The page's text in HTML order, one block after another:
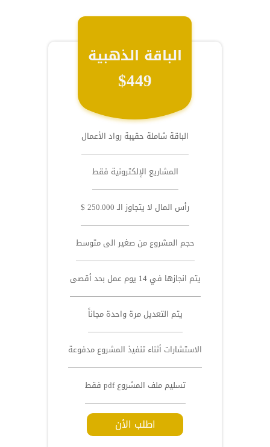
الباقة الذهبية
$449
الباقة شاملة حقيبة رواد الأعمال
المشاريع الإلكترونية فقط
رأس المال لا يتجاوز الـ 250.000 $
حجم المشروع من صغير الى متوسط
يتم انجازها في 14 يوم عمل بحد أقصى
يتم التعديل مرة واحدة مجاناً
الاستشارات أثناء تنفيذ المشروع مدفوعة
تسليم ملف المشروع pdf فقط
اطلب الأن